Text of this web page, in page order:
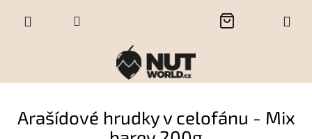
NÁKUPNÍ
Arašídové hrudky v celofánu - Mix